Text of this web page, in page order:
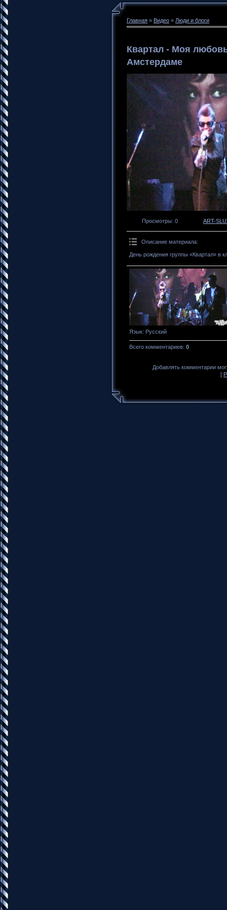
Главная » Видео » Люди и блоги
Квартал - Моя
Амстердаме
Просмотры: 0 ART-
Описание материала:
День рождения группы «Квартал» в
Язык: Русский
Всего комментариев: 0
Добавлять комментарии
[